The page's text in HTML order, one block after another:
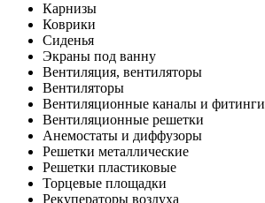
Карнизы
Коврики
Сиденья
Экраны под ванну
Вентиляция, вентиляторы
Вентиляторы
Вентиляционные каналы и фитинги
Вентиляционные решетки
Анемостаты и диффузоры
Решетки металлические
Решетки пластиковые
Торцевые площадки
Рекуператоры воздуха